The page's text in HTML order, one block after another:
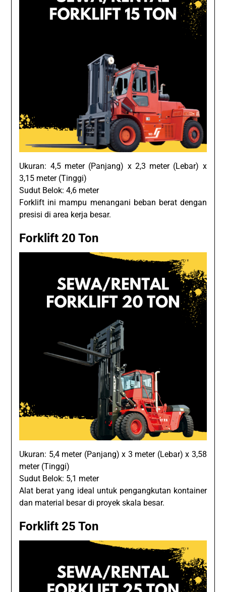
Ukuran: 4,5 meter (Panjang) x 2,3 meter (Lebar) x
3,15 meter (Tinggi)
Sudut Belok: 4,6 meter
Forklift ini mampu menangani beban berat dengan
presisi di area kerja besar.
Forklift 20 Ton
Ukuran: 5,4 meter (Panjang) x 3 meter (Lebar) x 3,58
meter (Tinggi)
Sudut Belok: 5,1 meter
Alat berat yang ideal untuk pengangkutan kontainer
dan material besar di proyek skala besar.
Forklift 25 Ton